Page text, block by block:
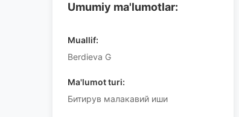
Umumiy ma'lumotlar:
Muallif:
Berdieva G
Ma'lumot turi:
Битирув малакавий иши